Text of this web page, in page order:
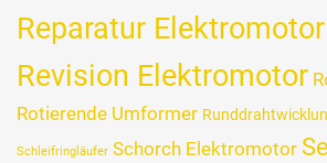
Reparatur Elektromotor
Revision Elektromotor
Rotierende Umformer
Schleifringläufer Schorch Elektromotor